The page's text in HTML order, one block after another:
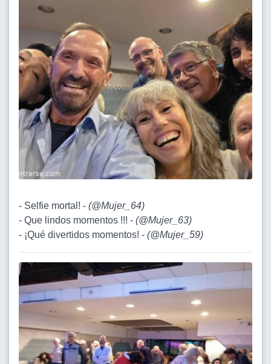
- Selfie mortal! - (@Mujer_64)
- Que lindos momentos !!! - (@Mujer_63)
- ¡Qué divertidos momentos! - (@Mujer_59)